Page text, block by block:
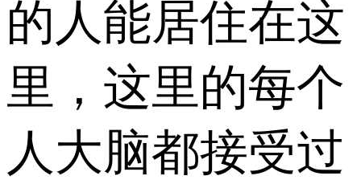
的人能居住在这
里，这里的每个
人大脑都接受过